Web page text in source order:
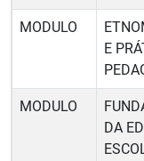
MODULO
E
MODULO
DA